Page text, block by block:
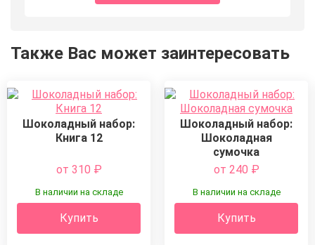
Также Вас может заинтересовать
Шоколадный набор:
Книга 12
от 310 ₽
В наличии на складе
Купить
Шоколадный набор:
Шоколадная
сумочка
от 240 ₽
В наличии на складе
Купить